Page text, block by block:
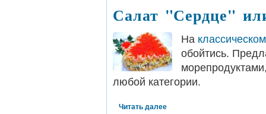
Салат "Сердце"
На
обойтись.
любой категории.
Читать далее